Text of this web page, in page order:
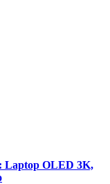
Laptop OLED 3K,